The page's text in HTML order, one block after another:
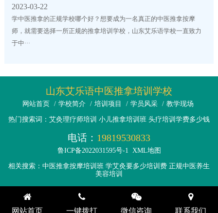
2023-03-22
学中医推拿的正规学校哪个好？想要成为一名真正的中医推拿按摩
师，就需要选择一所正规的推拿培训学校，山东艾乐语学校一直致力
于中···
山东艾乐语中医推拿培训学校
网站首页 / 学校简介 / 培训项目 / 学员风采 / 教学现场
热门搜索词：艾灸理疗师培训 小儿推拿培训班 头疗培训学费多少钱
电话： 19819530833
鲁ICP备2022031595号-1 XML地图
相关搜索：中医推拿按摩培训班 学艾灸要多少培训费 正规中医养生
美容培训
网站首页 一键拨打 微信咨询 联系我们